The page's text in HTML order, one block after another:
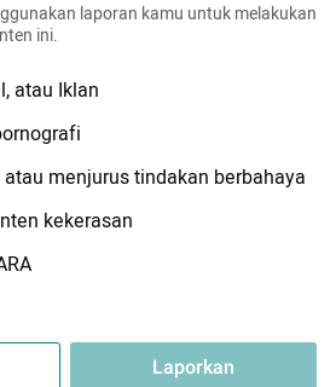
laporan kamu untuk melakukan
ini.
atau Iklan
menjurus tindakan berbahaya
kekerasan
Laporkan